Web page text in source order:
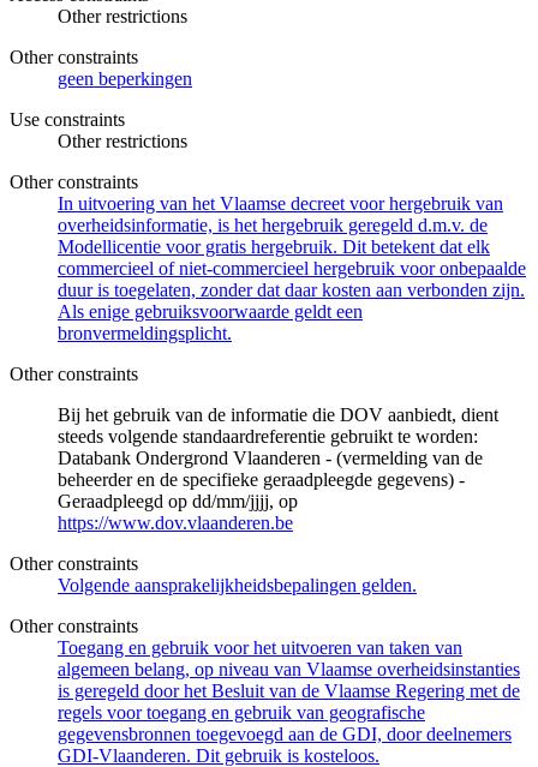
Other restrictions
Other constraints
geen beperkingen
Use constraints
Other restrictions
Other constraints
In uitvoering van het Vlaamse decreet voor hergebruik van
overheidsinformatie, is het hergebruik geregeld d.m.v. de
Modellicentie voor gratis hergebruik. Dit betekent dat elk
commercieel of niet-commercieel hergebruik voor onbepaalde
duur is toegelaten, zonder dat daar kosten aan verbonden zijn.
Als enige gebruiksvoorwaarde geldt een
bronvermeldingsplicht.
Other constraints
Bij het gebruik van de informatie die DOV aanbiedt, dient
steeds volgende standaardreferentie gebruikt te worden:
Databank Ondergrond Vlaanderen - (vermelding van de
beheerder en de specifieke geraadpleegde gegevens) -
Geraadpleegd op dd/mm/jjjj, op
https://www.dov.vlaanderen.be
Other constraints
Volgende aansprakelijkheidsbepalingen gelden.
Other constraints
Toegang en gebruik voor het uitvoeren van taken van
algemeen belang, op niveau van Vlaamse overheidsinstanties
is geregeld door het Besluit van de Vlaamse Regering met de
regels voor toegang en gebruik van geografische
gegevensbronnen toegevoegd aan de GDI, door deelnemers
GDI-Vlaanderen. Dit gebruik is kosteloos.